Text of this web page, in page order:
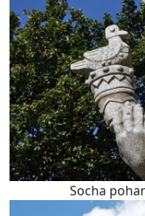
Socha